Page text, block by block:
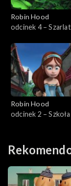
Robin Hood
odcinek 4 –
Robin Hood
odcinek 2 –